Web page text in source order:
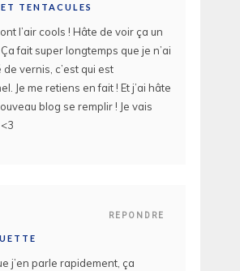
TENTACULES
l’air cools ! Hâte de voir ça un
fait super longtemps que je n’ai
vernis, c’est qui est
Je me retiens en fait ! Et j’ai hâte
blog se remplir ! Je vais
REPONDRE
j’en parle rapidement, ça